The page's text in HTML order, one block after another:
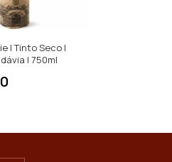
| Tinto Seco |
| 750ml